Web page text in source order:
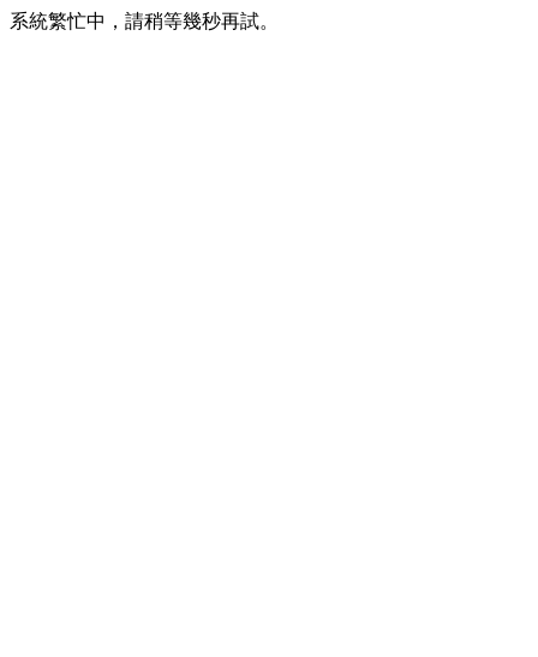
系統繁忙中，請稍等幾秒再試。